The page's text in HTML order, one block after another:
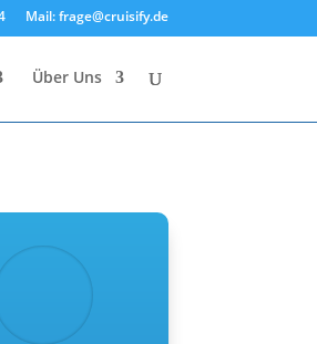
Mail: frage@cruisify.de
Über Uns